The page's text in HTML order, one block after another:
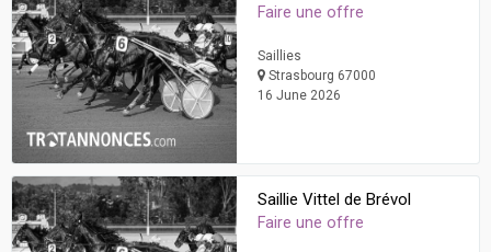
Faire une offre
Saillies
Strasbourg 67000
16 June 2026
Saillie Vittel de Brévol
Faire une offre